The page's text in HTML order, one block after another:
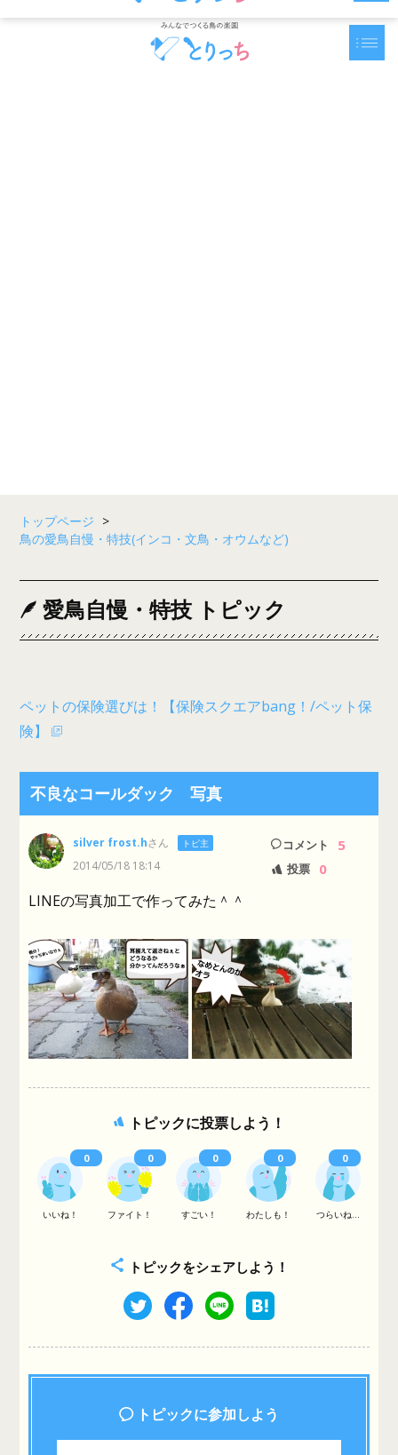
トップページ >
鳥の愛鳥自慢・特技(インコ・文鳥・オウムなど)
愛鳥自慢・特技 トピック
ペットの保険選びは！【保険スクエアbang！/ペット保
険】
不良なコールダック 写真
silver frost.hさん トピ主
2014/05/18 18:14
コメント 5
投票 0
LINEの写真加工で作ってみた＾＾
トピックに投票しよう！
いいね！ ファイト！ すごい！ わたしも！ つらいね...
0 0 0 0 0
トピックをシェアしよう！
トピックに参加しよう